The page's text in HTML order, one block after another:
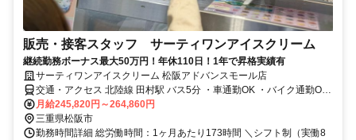
販売・接客スタッフ サーティワンアイスクリーム
継続勤務ボーナス最大50万円！年休110日！1年で昇格実績有
サーティワンアイスクリーム 松阪アドバンスモール店
交通・アクセス 北陸線 田村駅 バス5分 ・車通勤OK ・バイク通勤OK
・自転車通勤OK ※駐車場、駐輪場無料
月給245,820円～264,860円
三重県松阪市
勤務時間詳細 総労働時間：1ヶ月あたり173時間 ＼シフト制（実働8